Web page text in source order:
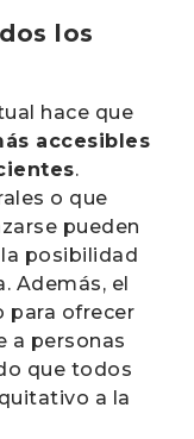
los
hace que
accesibles
.
o que
pueden
posibilidad
Además, el
para ofrecer
a personas
que todos
a la